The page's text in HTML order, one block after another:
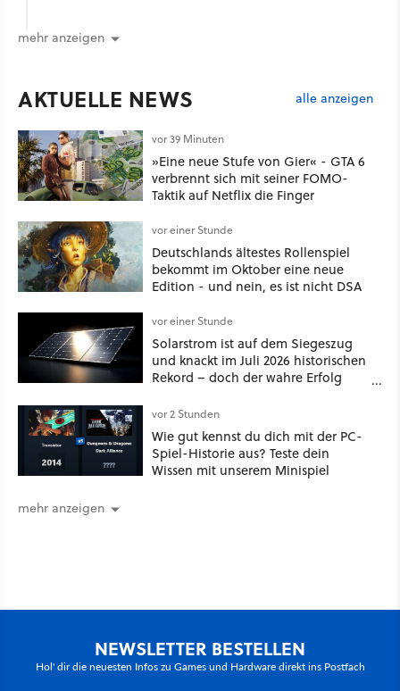
mehr anzeigen
AKTUELLE NEWS alle anzeigen
vor 39 Minuten
»Eine neue Stufe von Gier« - GTA 6
verbrennt sich mit seiner FOMO-
Taktik auf Netflix die Finger
vor einer Stunde
Deutschlands ältestes Rollenspiel
bekommt im Oktober eine neue
Edition - und nein, es ist nicht DSA
vor einer Stunde
Solarstrom ist auf dem Siegeszug
und knackt im Juli 2026 historischen
Rekord – doch der wahre Erfolg
vor 2 Stunden
Wie gut kennst du dich mit der PC-
Spiel-Historie aus? Teste dein
Wissen mit unserem Minispiel
mehr anzeigen
NEWSLETTER BESTELLEN
Hol' dir die neuesten Infos zu Games und Hardware direkt ins Postfach